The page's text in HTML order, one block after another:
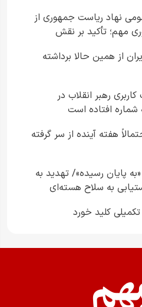
نهاد ریاست جمهوری از
مهم؛ تأکید بر نقش
در ارتقای آگاهی عمومی
از همین حالا برداشته
رهبر انقلاب در
شماره افتاده است​
هفته آینده از سر گرفته
پایان رسیده»/ تهدید به
به سلاح هسته‌ای
کلید خورد